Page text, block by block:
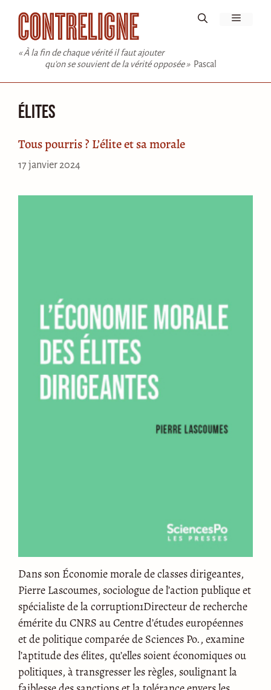
contenu
« À la fin de chaque vérité il faut ajouter
qu'on se souvient de la vérité opposée » Pascal
Menu
élites
Tous pourris ? L’élite et sa morale
17 janvier 2024
Dans son Économie morale de classes dirigeantes,
Pierre Lascoumes, sociologue de l’action publique et
spécialiste de la corruption1Directeur de recherche
émérite du CNRS au Centre d’études européennes
et de politique comparée de Sciences Po., examine
l’aptitude des élites, qu’elles soient économiques ou
politiques, à transgresser les règles, soulignant la